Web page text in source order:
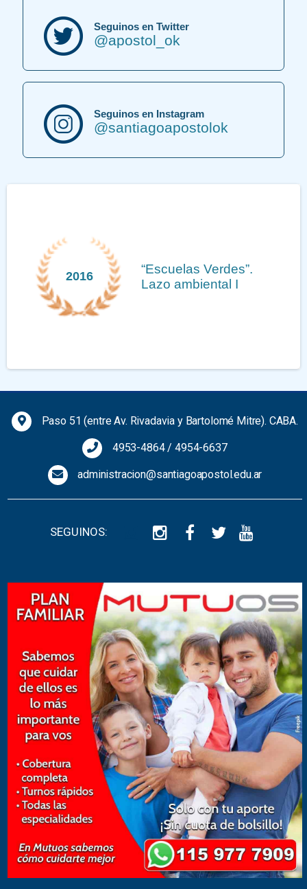
Seguinos en Twitter
@apostol_ok
Seguinos en Instagram
@santiagoapostolok
2016
“Escuelas Verdes”.
Lazo ambiental I
Paso 51 (entre Av. Rivadavia y Bartolomé Mitre). CABA.
4953-4864/4954-6637
administracion@santiagoapostol.edu.ar
SEGUINOS: